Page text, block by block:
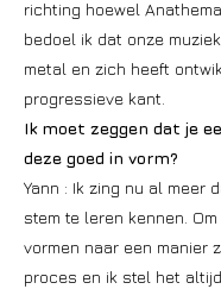
richting hoewel
bedoel ik dat onze
metal en zich heeft
progressieve kant.
Ik moet zeggen dat je
deze goed in vorm?
Yann : Ik zing nu al meer
stem te leren kennen.
vormen naar een manier
proces en ik stel het